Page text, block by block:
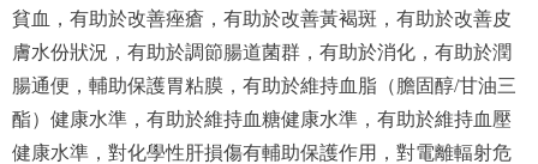
貧血，有助於改善痤瘡，有助於改善黃褐斑，有助於改善皮
膚水份狀況，有助於調節腸道菌群，有助於消化，有助於潤
腸通便，輔助保護胃粘膜，有助於維持血脂（膽固醇/甘油三
酯）健康水準，有助於維持血糖健康水準，有助於維持血壓
健康水準，對化學性肝損傷有輔助保護作用，對電離輻射危